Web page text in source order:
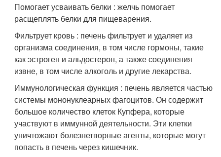
Помогает усваивать белки : желчь помогает
расщеплять белки для пищеварения.
Фильтрует кровь : печень фильтрует и удаляет из
организма соединения, в том числе гормоны, такие
как эстроген и альдостерон, а также соединения
извне, в том числе алкоголь и другие лекарства.
Иммунологическая функция : печень является частью
системы мононуклеарных фагоцитов. Он содержит
большое количество клеток Купфера, которые
участвуют в иммунной деятельности. Эти клетки
уничтожают болезнетворные агенты, которые могут
попасть в печень через кишечник.